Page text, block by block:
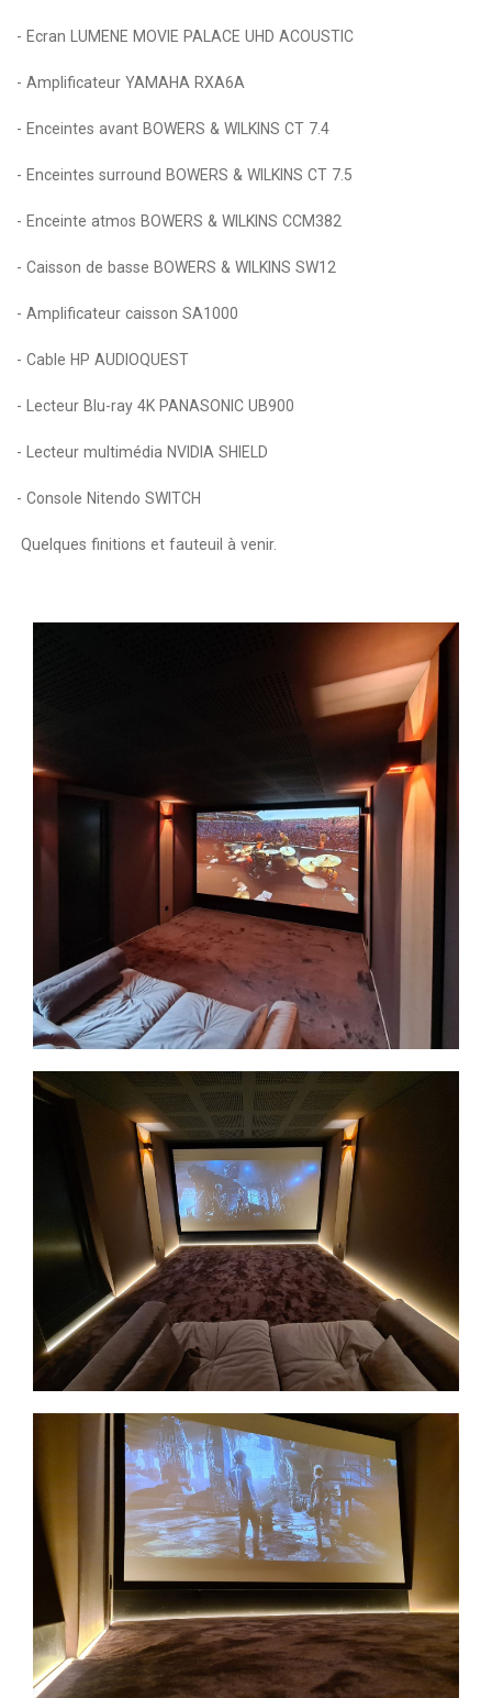
- Ecran LUMENE MOVIE PALACE UHD ACOUSTIC
- Amplificateur YAMAHA RXA6A
- Enceintes avant BOWERS & WILKINS CT 7.4
- Enceintes surround BOWERS & WILKINS CT 7.5
- Enceinte atmos BOWERS & WILKINS CCM382
- Caisson de basse BOWERS & WILKINS SW12
- Amplificateur caisson SA1000
- Cable HP AUDIOQUEST
- Lecteur Blu-ray 4K PANASONIC UB900
- Lecteur multimédia NVIDIA SHIELD
- Console Nitendo SWITCH
Quelques finitions et fauteuil à venir.